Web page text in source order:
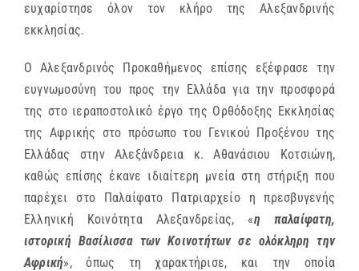
ευχαρίστησε όλον τον κλήρο της Αλεξανδρινής
εκκλησίας.
Ο Αλεξανδρινός Προκαθήμενος επίσης εξέφρασε την
ευγνωμοσύνη του προς την Ελλάδα για την προσφορά
της στο ιεραποστολικό έργο της Ορθόδοξης Εκκλησίας
της Αφρικής στο πρόσωπο του Γενικού Προξένου της
Ελλάδας στην Αλεξάνδρεια κ. Αθανάσιου Κοτσιώνη,
καθώς επίσης έκανε ιδιαίτερη μνεία στη στήριξη που
παρέχει στο Παλαίφατο Πατριαρχείο η πρεσβυγενής
Ελληνική Κοινότητα Αλεξανδρείας, «η παλαίφατη,
ιστορική Βασίλισσα των Κοινοτήτων σε ολόκληρη την
Αφρική», όπως τη χαρακτήρισε, και την οποία